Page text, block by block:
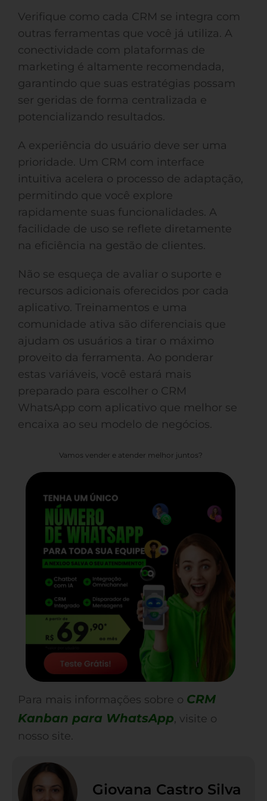
Verifique como cada CRM se integra com
outras ferramentas que você já utiliza. A
conectividade com plataformas de
marketing é altamente recomendada,
garantindo que suas estratégias possam
ser geridas de forma centralizada e
potencializando resultados.
A experiência do usuário deve ser uma
prioridade. Um CRM com interface
intuitiva acelera o processo de adaptação,
permitindo que você explore
rapidamente suas funcionalidades. A
facilidade de uso se reflete diretamente
na eficiência na gestão de clientes.
Não se esqueça de avaliar o suporte e
recursos adicionais oferecidos por cada
aplicativo. Treinamentos e uma
comunidade ativa são diferenciais que
ajudam os usuários a tirar o máximo
proveito da ferramenta. Ao ponderar
estas variáveis, você estará mais
preparado para escolher o CRM
WhatsApp com aplicativo que melhor se
encaixa ao seu modelo de negócios.
Vamos vender e atender melhor juntos?
Para mais informações sobre o CRM
Kanban para WhatsApp, visite o
nosso site.
Giovana Castro Silva